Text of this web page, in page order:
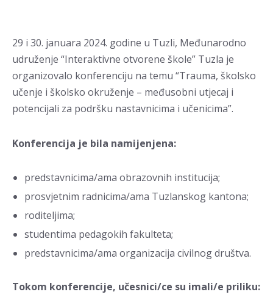
29 i 30. januara 2024. godine u Tuzli, Međunarodno
udruženje “Interaktivne otvorene škole” Tuzla je
organizovalo konferenciju na temu “Trauma, školsko
učenje i školsko okruženje – međusobni utjecaj i
potencijali za podršku nastavnicima i učenicima”.
Konferencija je bila namijenjena:
predstavnicima/ama obrazovnih institucija;
prosvjetnim radnicima/ama Tuzlanskog kantona;
roditeljima;
studentima pedagokih fakulteta;
predstavnicima/ama organizacija civilnog društva.
Tokom konferencije, učesnici/ce su imali/e priliku: